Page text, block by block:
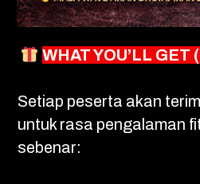
WHAT YOU’LL GET
Setiap peserta akan
untuk rasa pengalaman
sebenar: